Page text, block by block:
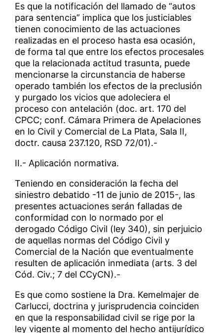
Es que la notificación del llamado de “autos
para sentencia” implica que los justiciables
tienen conocimiento de las actuaciones
realizadas en el proceso hasta esa ocasión,
de forma tal que entre los efectos procesales
que la relacionada actitud trasunta, puede
mencionarse la circunstancia de haberse
operado también los efectos de la preclusión
y purgado los vicios que adoleciera el
proceso con antelación (doc. art. 170 del
CPCC; conf. Cámara Primera de Apelaciones
en lo Civil y Comercial de La Plata, Sala II,
doctr. causa 237.120, RSD 72/01).-
II.- Aplicación normativa.
Teniendo en consideración la fecha del
siniestro debatido -11 de junio de 2015-, las
presentes actuaciones serán falladas de
conformidad con lo normado por el
derogado Código Civil (ley 340), sin perjuicio
de aquellas normas del Código Civil y
Comercial de la Nación que eventualmente
resulten de aplicación inmediata (arts. 3 del
Cód. Civ.; 7 del CCyCN).-
Es que como sostiene la Dra. Kemelmajer de
Carlucci, doctrina y jurisprudencia coinciden
en que la responsabilidad civil se rige por la
ley vigente al momento del hecho antijurídico